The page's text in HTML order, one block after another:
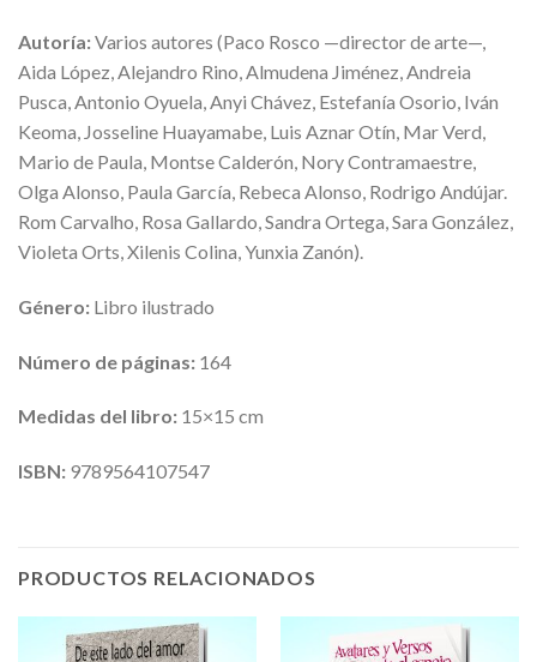
Autoría:Varios autores (Paco Rosco —director de arte—,
Aida López, Alejandro Rino, Almudena Jiménez, Andreia
Pusca, Antonio Oyuela, Anyi Chávez, Estefanía Osorio, Iván
Keoma, Josseline Huayamabe, Luis Aznar Otín, Mar Verd,
Mario de Paula, Montse Calderón, Nory Contramaestre,
Olga Alonso, Paula García, Rebeca Alonso, Rodrigo Andújar.
Rom Carvalho, Rosa Gallardo, Sandra Ortega, Sara González,
Violeta Orts, Xilenis Colina, Yunxia Zanón).
Género: Libro ilustrado
Número de páginas: 164
Medidas del libro: 15×15 cm
ISBN: 9789564107547
PRODUCTOS RELACIONADOS